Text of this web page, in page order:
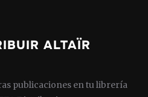
ALTAÏR
publicaciones en tu librería